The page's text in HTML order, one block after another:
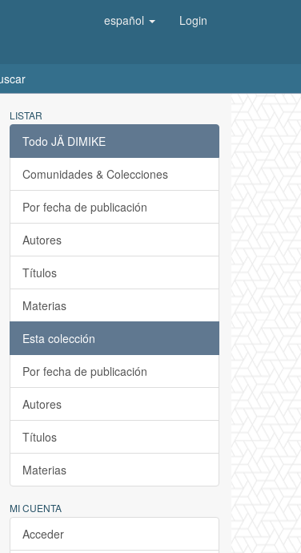
español Login
LISTAR
Todo JÄ DIMIKE
Comunidades & Colecciones
Por fecha de publicación
Autores
Títulos
Materias
Esta colección
Por fecha de publicación
Autores
Títulos
Materias
MI CUENTA
Acceder